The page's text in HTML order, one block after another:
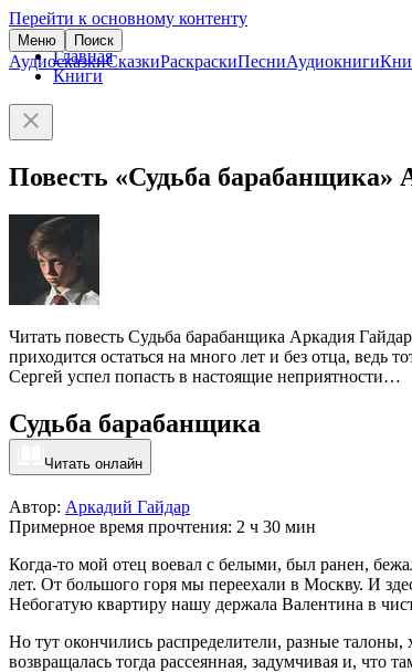
Перейти к основному контенту
Меню Поиск
АудиосказкиСказкиРаскраскиПесниАудиокниги
Главная
Книги
Повесть «Судьба барабанщика»
Читать повесть Судьба барабанщика Аркадия
приходится остаться на много лет и без отца, ведь
Сергей успел попасть в настоящие неприятности…
Судьба барабанщика
Читать онлайн
Автор: Аркадий Гайдар
Примерное время прочтения: 2 ч 30 мин
Когда-то мой отец воевал с белыми, был ранен,
лет. От большого горя мы переехали в Москву. И
Небогатую квартиру нашу держала Валентина в
Но тут окончились распределители, разные
возвращалась тогда рассеянная, задумчивая и, что